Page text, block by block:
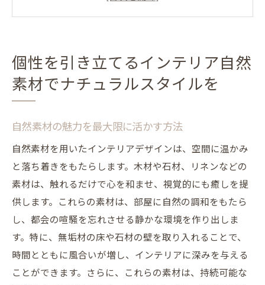
ン
自然光を活かした居心地の良い部屋作り
を実現
ミニマリスト必見シンプルデザインで空間を広
く見せる秘訣
無駄を省いた家具選びで広々とした空間を
実現
色と形のバランスで洗練されたインテリア
を
収納力を上げるためのクローゼット活用法
シンプルなデザインが生む心地よい空間
個性を引き立てるインテリア自然
素材でナチュラルスタイルを
自然素材の魅力を最大限に活かす方法
自然素材を用いたインテリアデザインは、空間に温かみ
と落ち着きをもたらします。木材や石材、リネンなどの
素材は、触れるだけで心を和ませ、視覚的にも癒しを提
供します。これらの素材は、部屋に自然の調和をもたら
し、都会の喧騒を忘れさせる静かな環境を作り出しま
す。特に、無垢材の床や石材の壁を取り入れることで、
時間とともに風合いが増し、インテリアに深みを与える
ことができます。さらに、これらの素材は、持続可能な